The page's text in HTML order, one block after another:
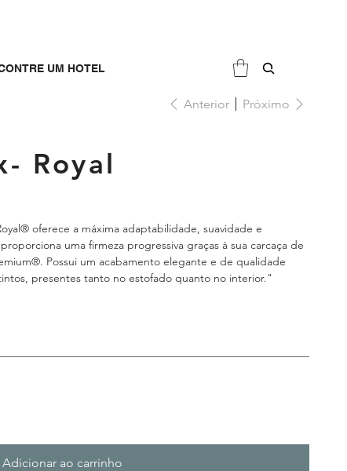
UM HOTEL
Anterior Próximo
Royal
oferece a máxima adaptabilidade, suavidade e
uma firmeza progressiva graças à sua carcaça de
Possui um acabamento elegante e de qualidade
presentes tanto no estofado quanto no interior."
Adicionar ao carrinho